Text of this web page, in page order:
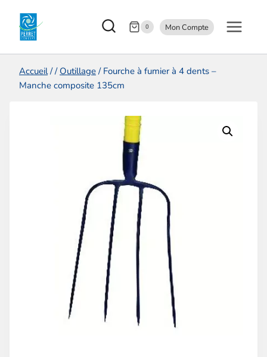
0 Mon Compte
Accueil / / Outillage / Fourche à fumier à 4 dents –
Manche composite 135cm